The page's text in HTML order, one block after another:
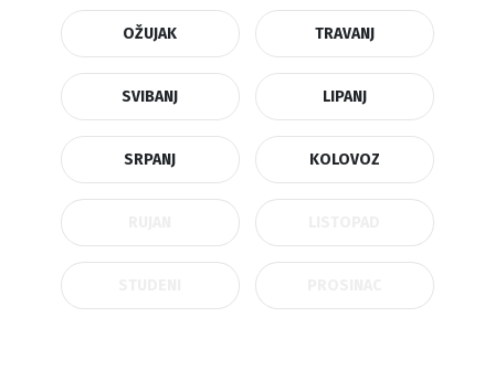
OŽUJAK TRAVANJ
SVIBANJ LIPANJ
SRPANJ KOLOVOZ